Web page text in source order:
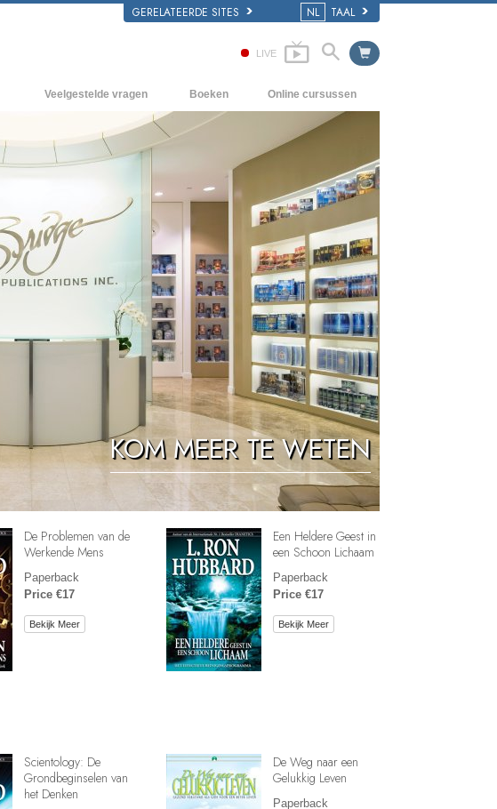
GERELATEERDE SITES NL TAAL
LIVE
Veelgestelde vragen
Achtergrond en Grondbeginselen
Binnen in een Kerk
De organisatie van Scientology
Boeken
Beginnersboeken
Luisterboeken
Introductielezingen
Films
Online cursussen
Hoe men Conflicten moet oplossen
De Drijfveren van het Bestaan
De Componenten van Begrip
Oplossingen voor een Gevaarlijke
Omgeving
Assisten voor Ziektes en Verwondingen
Integriteit en Eerlijkheid
Het Huwelijk
De Toonschaal van Emoties
Oplossingen voor het Drugsprobleem
Kinderen
Hulpmiddelen bij het Dagelijks Werk
Ethiek en de Condities
De Oorzaak van Onderdrukking
Feitenonderzoek
De Grondbeginselen van Organiseren
De Grondslagen van Public Relations
KOM MEER TE WETEN
De Problemen van de
Werkende Mens
Paperback
Price €17
Bekijk Meer
Een Heldere Geest in
een Schoon Lichaam
Paperback
Price €17
Bekijk Meer
Scientology: De
Grondbeginselen van
het Denken
De Weg naar een
Gelukkig Leven
Paperback